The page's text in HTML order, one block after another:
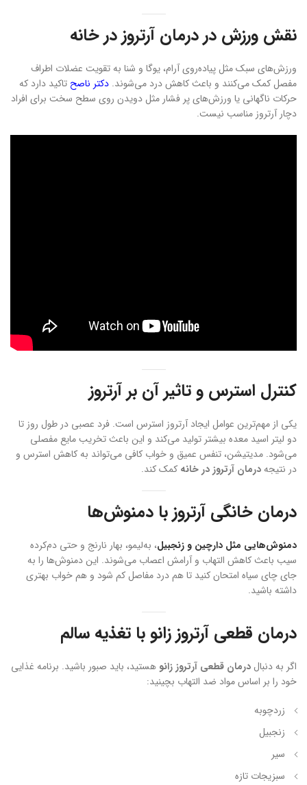
نقش ورزش در درمان آرتروز در خانه
ورزش‌های سبک مثل پیاده‌روی آرام، یوگا و شنا به تقویت عضلات اطراف
مفصل کمک می‌کنند و باعث کاهش درد می‌شوند. دکتر ناصح تاکید دارد که
حرکات ناگهانی یا ورزش‌های پر فشار مثل دویدن روی سطح سخت برای افراد
دچار آرتروز مناسب نیست.
کنترل استرس و تاثیر آن بر آرتروز
یکی از مهم‌ترین عوامل ایجاد آرتروز استرس است. فرد عصبی در طول روز تا
دو لیتر اسید معده بیشتر تولید می‌کند و این باعث تخریب مایع مفصلی
می‌شود. مدیتیشن، تنفس عمیق و خواب کافی می‌تواند به کاهش استرس و
در نتیجهدرمان آرتروز در خانه کمک کند.
درمان خانگی آرتروز با دمنوش‌ها
دمنوش‌هایی مثل دارچین و زنجبیل، به‌لیمو، بهار نارنج و حتی دم‌کرده
سیب باعث کاهش التهاب و آرامش اعصاب می‌شوند. این دمنوش‌ها را به
جای چای سیاه امتحان کنید تا هم درد مفاصل کم شود و هم خواب بهتری
داشته باشید.
درمان قطعی آرتروز زانو با تغذیه سالم
اگر به دنبال درمان قطعی آرتروز زانو هستید، باید صبور باشید. برنامه غذایی
خود را بر اساس مواد ضد التهاب بچینید:
زردچوبه
زنجبیل
سیر
سبزیجات تازه